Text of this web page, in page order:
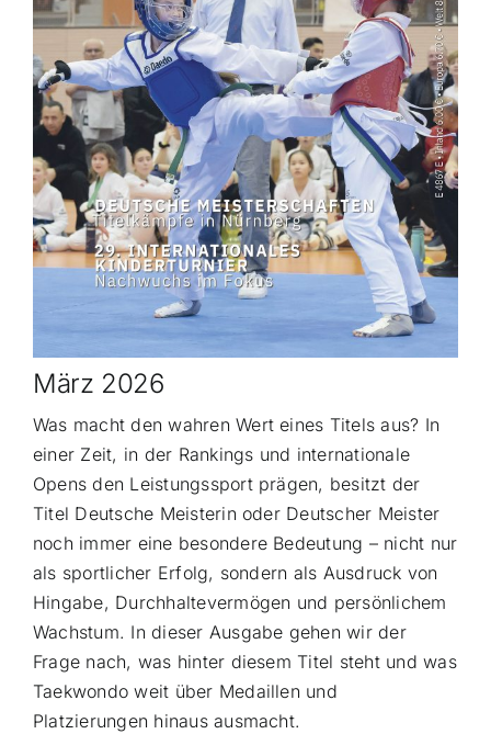
März 2026
Was macht den wahren Wert eines Titels aus? In
einer Zeit, in der Rankings und internationale
Opens den Leistungssport prägen, besitzt der
Titel Deutsche Meisterin oder Deutscher Meister
noch immer eine besondere Bedeutung – nicht nur
als sportlicher Erfolg, sondern als Ausdruck von
Hingabe, Durchhaltevermögen und persönlichem
Wachstum. In dieser Ausgabe gehen wir der
Frage nach, was hinter diesem Titel steht und was
Taekwondo weit über Medaillen und
Platzierungen hinaus ausmacht.